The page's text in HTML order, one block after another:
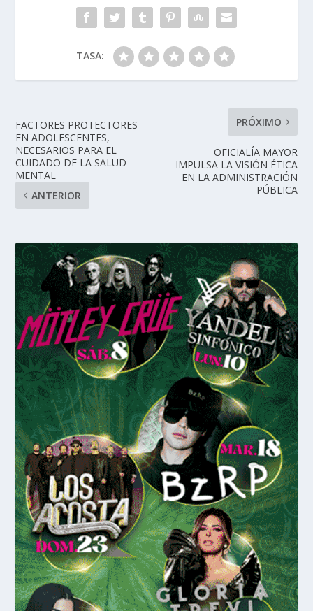
TASA:
FACTORES PROTECTORES
EN ADOLESCENTES,
NECESARIOS PARA EL
CUIDADO DE LA SALUD
MENTAL
ANTERIOR
PRÓXIMO
OFICIALÍA MAYOR
IMPULSA LA VISIÓN ÉTICA
EN LA ADMINISTRACIÓN
PÚBLICA